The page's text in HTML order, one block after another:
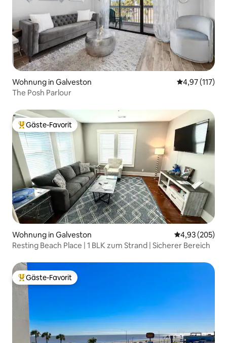
Wohnung in Galveston
4,97 (117)
The Posh Parlour
Beliebter Gäste-Favorit.
Gäste-Favorit
Wohnung in Galveston
4,93 (205)
Resting Beach Place | 1 BLK zum Strand | Sicherer Bereich
Beliebter Gäste-Favorit.
Gäste-Favorit